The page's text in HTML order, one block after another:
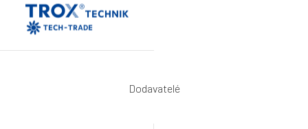
Dodavatelé